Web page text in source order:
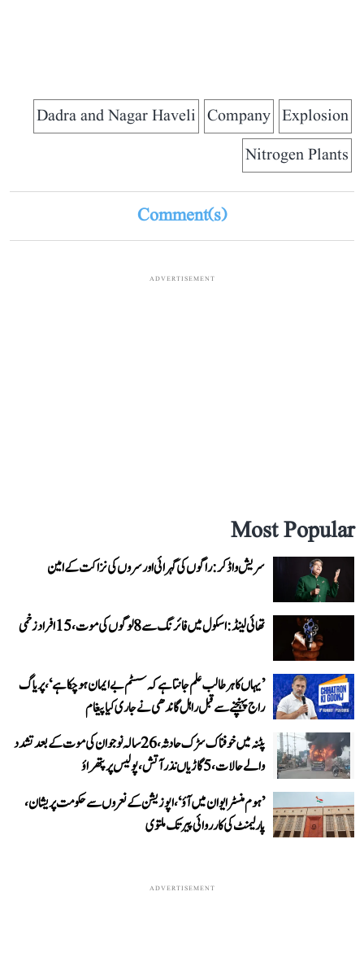
Explosion
Company
Dadra and Nagar Haveli
Nitrogen Plants
Comment(s)
ADVERTISEMENT
Most Popular
سریش واڈکر: راگوں کی گہرائی اور سروں کی نزاکت کے امین
تھائی لینڈ: اسکول میں فائرنگ سے 8 لوگوں کی موت، 15 افراد زخمی
’یہاں کا ہر طالب علم جانتا ہے کہ سسٹم بے ایمان ہو چکا ہے‘، پریاگ
راج پہنچنے سے قبل راہل گاندھی نے جاری کیا پیغام
پٹنہ میں خوفناک سڑک حادثہ، 26 سالہ نوجوان کی موت کے بعد تشدد
والے حالات، 5 گاڑیاں نذر آتش، پولیس پر پتھراؤ
’ہوم منسٹر ایوان میں آؤ‘، اپوزیشن کے نعروں سے حکومت پریشان،
پارلیمنٹ کی کارروائی پیر تک ملتوی
ADVERTISEMENT